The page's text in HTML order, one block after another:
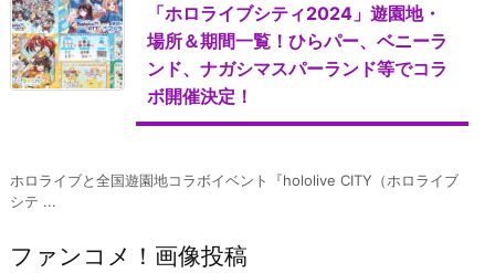
「ホロライブシティ2024」遊園地・
場所＆期間一覧！ひらパー、ベニーラ
ンド、ナガシマスパーランド等でコラ
ボ開催決定！
ホロライブと全国遊園地コラボイベント『hololive CITY（ホロライブ
シテ ...
ファンコメ！画像投稿